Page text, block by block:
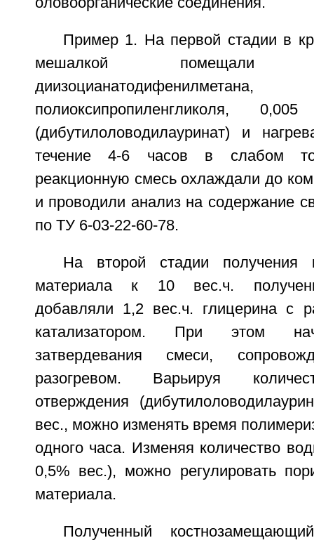
Пример 1. На первой стадии в
мешалкой
полиоксипропиленгликоля,
(дибутилоловодилауринат) и
течение 4-6 часов в слабом
реакционную смесь охлаждали до
и проводили анализ на содержание
по ТУ 6-03-22-60-78.
На второй стадии получения
материала к 10 вес.ч.
добавляли 1,2 вес.ч. глицерина с
катализатором. При этом
затвердевания смеси,
разогревом. Варьируя
отверждения
вес., можно изменять время
одного часа. Изменяя количество
0,5% вес.), можно регулировать
материала.
Полученный